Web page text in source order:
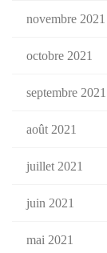
novembre 2021
octobre 2021
septembre 2021
août 2021
juillet 2021
juin 2021
mai 2021